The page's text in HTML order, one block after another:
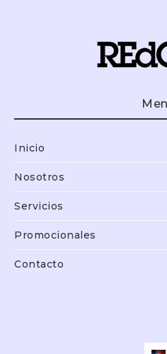
Inicio
Nosotros
Servicios
Promocionales
Contacto